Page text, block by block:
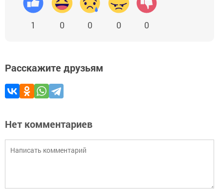
1 0 0 0 0
Расскажите друзьям
Нет комментариев